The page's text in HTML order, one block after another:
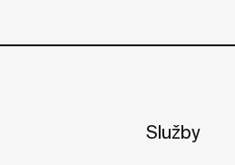
Služby